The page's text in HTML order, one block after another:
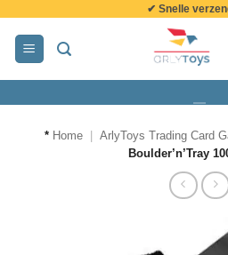
inhoud
✔ Snelle
* Home ArlyToys Trading Card
Boulder’n’Tray